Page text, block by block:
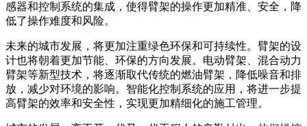
感器和控制系统的集成，使得臂架的操作更加精准、安全，降
低了操作难度和风险。
未来的城市发展，将更加注重绿色环保和可持续性。臂架的设
计也将朝着更加节能、环保的方向发展。电动臂架、混合动力
臂架等新型技术，将逐渐取代传统的燃油臂架，降低噪音和排
放，减少对环境的影响。智能化控制系统的应用，将进一步提
高臂架的效率和安全性，实现更加精细化的施工管理。